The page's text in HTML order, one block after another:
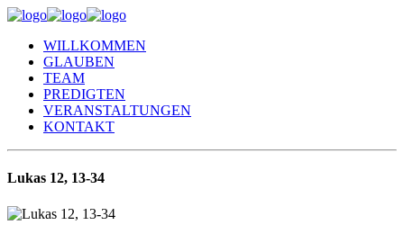
WILLKOMMEN
GLAUBEN
TEAM
PREDIGTEN
VERANSTALTUNGEN
KONTAKT
Lukas 12, 13-34